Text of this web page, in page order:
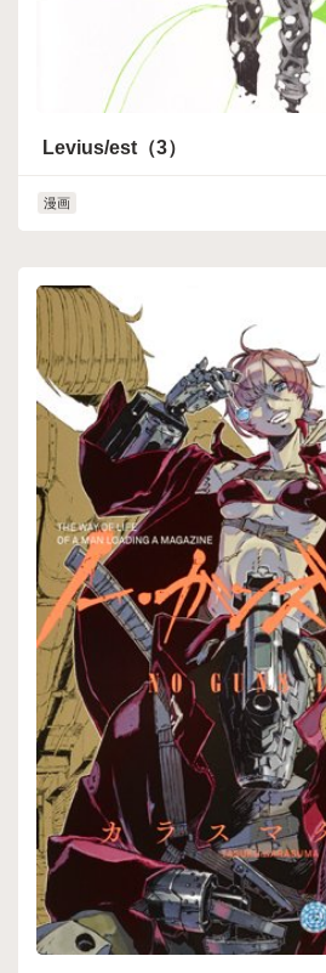
Levius/est（3）
漫画